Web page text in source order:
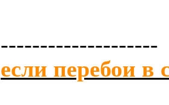
--------------------
если перебои в